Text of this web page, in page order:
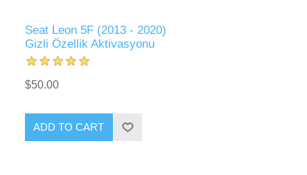
Seat Leon 5F (2013 - 2020)
Gizli Özellik Aktivasyonu
$50.00
ADD TO CART